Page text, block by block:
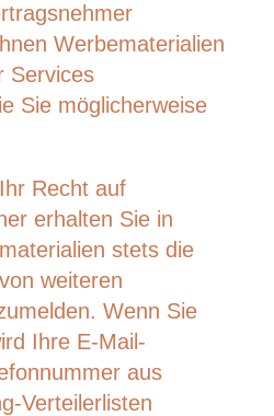
Werbematerialien
Services
Sie möglicherweise
Recht auf
erhalten Sie in
stets die
weiteren
Wenn Sie
Ihre E-Mail-
aus
Verteilerlisten